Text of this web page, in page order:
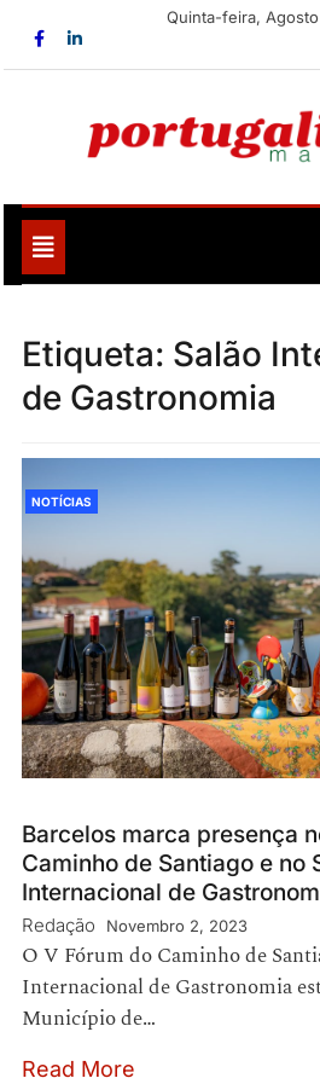
Quinta-feira,
Toggle
navigation
Etiqueta: Salão
de Gastronomia
NOTÍCIAS
Barcelos marca presença
Caminho de Santiago e no
Internacional de
Redação Novembro 2, 2023
O V Fórum do Caminho de
Internacional de Gastronomia
Município de…
Read More